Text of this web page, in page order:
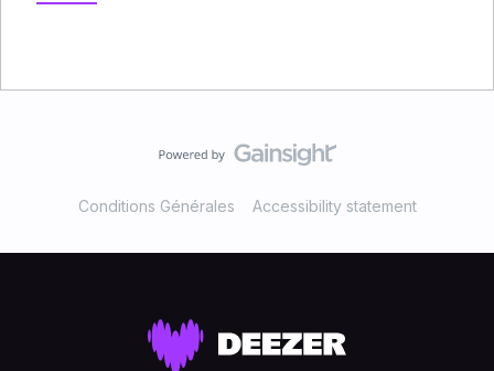
Conditions Générales Accessibility statement